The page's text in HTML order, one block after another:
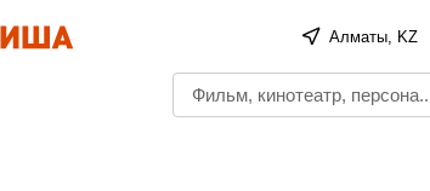
Алматы, KZ